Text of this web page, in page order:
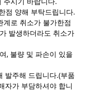
점 양해 부탁드립니다.
계로 취소가 불가한점
발생하더라도 취소가
, 불량 및 파손이 있을
발주해 드립니다.(부품
자가 부담하셔야 합니